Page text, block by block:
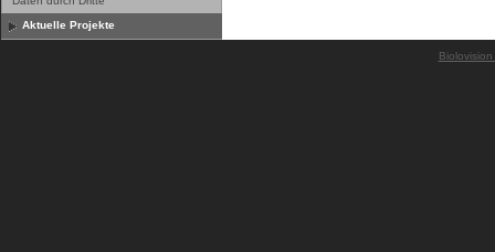
Aktuelle Projekte
Biolovision